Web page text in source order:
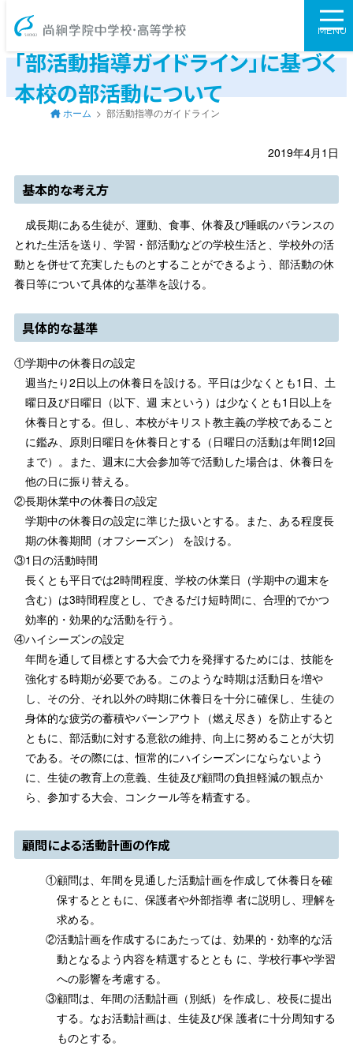
尚絅学院中学校
MENU
「部活動指導ガイドライン」に基づく
本校の部活動について
ホーム 部活動指導のガイドライン
2019年4月1日
基本的な考え方
成長期にある生徒が、運動、食事、休養及び睡眠のバランスの
とれた生活を送り、学習・部活動などの学校生活と、学校外の活
動とを併せて充実したものとすることができるよう、部活動の休
養日等について具体的な基準を設ける。
具体的な基準
①学期中の休養日の設定
週当たり2日以上の休養日を設ける。平日は少なくとも1日、土
曜日及び日曜日（以下、週 末という）は少なくとも1日以上を
休養日とする。但し、本校がキリスト教主義の学校であること
に鑑み、原則日曜日を休養日とする（日曜日の活動は年間12回
まで）。また、週末に大会参加等で活動した場合は、休養日を
他の日に振り替える。
②長期休業中の休養日の設定
学期中の休養日の設定に準じた扱いとする。また、ある程度長
期の休養期間（オフシーズン） を設ける。
③1日の活動時間
長くとも平日では2時間程度、学校の休業日（学期中の週末を
含む）は3時間程度とし、できるだけ短時間に、合理的でかつ
効率的・効果的な活動を行う。
④ハイシーズンの設定
年間を通して目標とする大会で力を発揮するためには、技能を
強化する時期が必要である。このような時期は活動日を増や
し、その分、それ以外の時期に休養日を十分に確保し、生徒の
身体的な疲労の蓄積やバーンアウト（燃え尽き）を防止すると
ともに、部活動に対する意欲の維持、向上に努めることが大切
である。その際には、恒常的にハイシーズンにならないよう
に、生徒の教育上の意義、生徒及び顧問の負担軽減の観点か
ら、参加する大会、コンクール等を精査する。
顧問による活動計画の作成
①顧問は、年間を見通した活動計画を作成して休養日を確
保するとともに、保護者や外部指導 者に説明し、理解を
求める。
②活動計画を作成するにあたっては、効果的・効率的な活
動となるよう内容を精選するととも に、学校行事や学習
への影響を考慮する。
③顧問は、年間の活動計画（別紙）を作成し、校長に提出
する。なお活動計画は、生徒及び保 護者に十分周知する
ものとする。